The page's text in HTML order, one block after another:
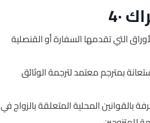
التي تقدمها السفارة أو القنصلية
بمترجم معتمد لترجمة الوثائق
المحلية المتعلقة بالزواج في